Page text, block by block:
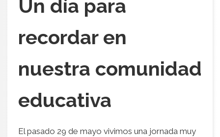
Un día para
recordar en
nuestra comunidad
educativa
El pasado 29 de mayo vivimos una jornada muy